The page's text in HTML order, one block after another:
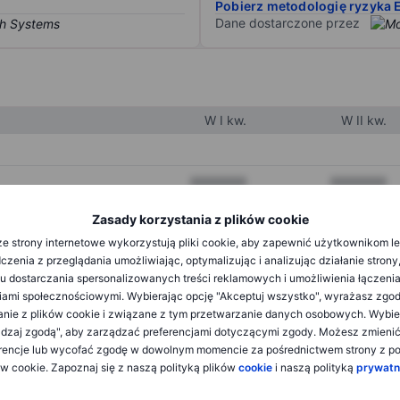
Zasady korzystania z plików cookie
strony internetowe wykorzystują pliki cookie, aby zapewnić użytkownikom
z przeglądania umożliwiając, optymalizując i analizując działanie
dostarczania spersonalizowanych treści reklamowych i umożliwienia
społecznościowymi. Wybierając opcję "Akceptuj wszystko", wyrażasz
z plików cookie i związane z tym przetwarzanie danych osobowych.
zgodą", aby zarządzać preferencjami dotyczącymi zgody. Możesz
lub wycofać zgodę w dowolnym momencie za pośrednictwem strony z
cookie. Zapoznaj się z naszą polityką plików cookie i naszą polityką
Pobierz metodologię ryzyka
Dane dostarczone przez
W I kw. W II kw.
XXXXXXX XXXXXXX
XXXXXXX
XXXXXXX XXXXXXX
XXXXXXX XXXXXXX
XXXXXXX